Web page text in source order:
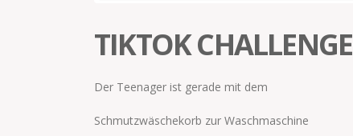
TIKTOK CHALLENGE
Der Teenager ist gerade mit dem
Schmutzwäschekorb zur Waschmaschine